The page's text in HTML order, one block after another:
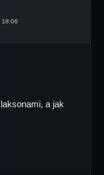
18:06
a jak